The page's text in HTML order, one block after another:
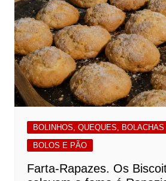
BOLINHOS, QUEQUES, BOLACHAS
BOLOS E PÃO
Farta-Rapazes. Os